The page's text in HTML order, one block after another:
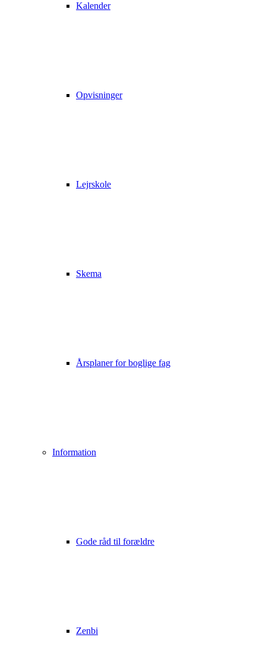
Kalender
Opvisninger
Lejrskole
Skema
Årsplaner for boglige fag
Information
Gode råd til forældre
Zenbi